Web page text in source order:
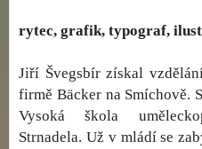
rytec, grafik, typograf,
Jiří Švegsbír získal
firmě Bäcker na Smíchově.
Vysoká škola
Strnadela. Už v mládí se